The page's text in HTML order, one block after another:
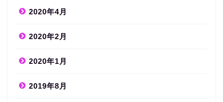
2020年4月
2020年2月
2020年1月
2019年8月